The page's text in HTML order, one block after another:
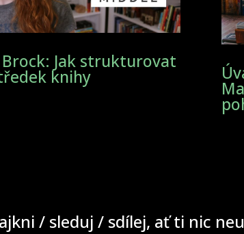
Brock: Jak strukturovat
knihy
/ sleduj / sdílej, ať ti nic